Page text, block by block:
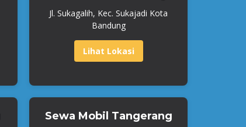
Jl. Sukagalih, Kec. Sukajadi Kota
Bandung
Lihat Lokasi
Sewa Mobil Tangerang